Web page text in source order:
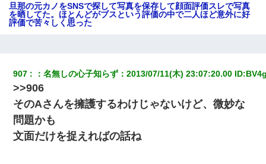
旦那の元カノをSNSで探して写真を保存して顔面評価スレで写真
を晒してた。ほとんどがブスという評価の中で二人ほど意外に好
評価で苦々しく思った
書店「息子さんが万引きしました」私「はっ？(息子目の前にいる
し…)うちの子ではないので迎えに行きません」→息子を名乗って
た人物の正体が判明するも・・・
彼女にプロポーズしてOK貰った俺、告げられた結婚条件にブチ切
907 ：名無しの心子知らず ：2013/07/11(木) 23:07:20.00 ID:
>>906
そのAさんを擁護するわけじゃないけど、微妙な
問題かも
文面だけを捉えればの話ね